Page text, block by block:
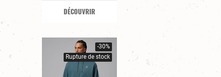
DÉCOUVRIR
-30%
Rupture de stock